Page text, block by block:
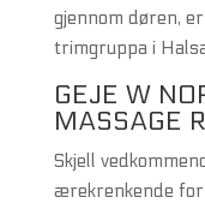
gjennom døren,
trimgruppa i
GEJE W
MASSAGE
Skjell
ærekrenkende